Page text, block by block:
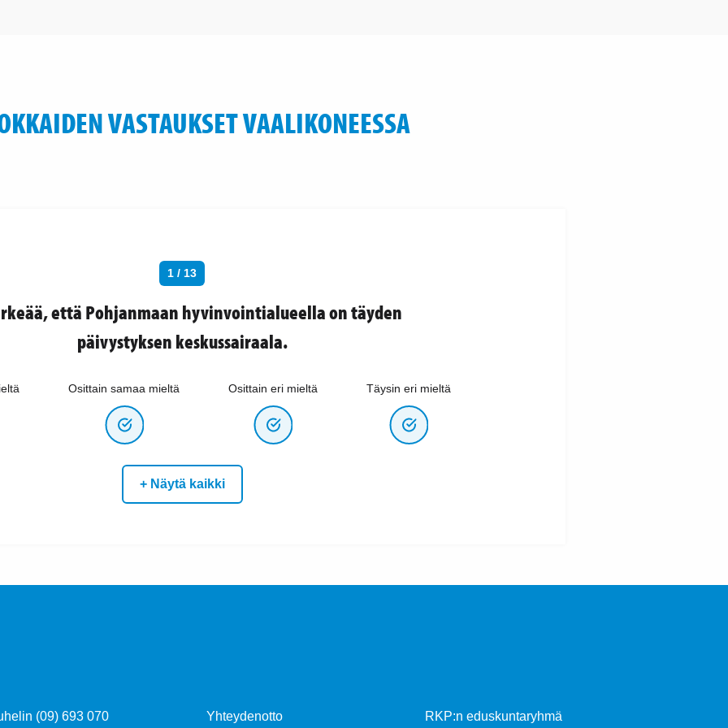
VASTAUKSET VAALIKONEESSA
1 / 13
että Pohjanmaan hyvinvointialueella on täyden
päivystyksen keskussairaala.
Osittain samaa mieltä Osittain eri mieltä Täysin eri mieltä
+ Näytä kaikki
(09) 693 070 Yhteydenotto RKP:n eduskuntaryhmä